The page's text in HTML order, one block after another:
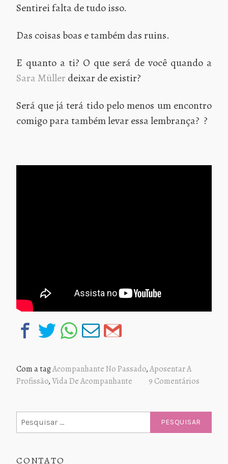
Sentirei falta de tudo isso.
Das coisas boas e também das ruins.
E quanto a ti? O que será de você quando a
Sara Müller deixar de existir?
Será que já terá tido pelo menos um encontro
comigo para também levar essa lembrança? ?
Com a tagAcompanhante No Passado,Aposentar A
Profissão,Vida De Acompanhante 9 Comentários
por:
CONTATO